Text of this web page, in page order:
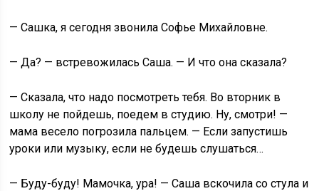
— Сашка, я сегодня звонила Софье Михайловне.
— Да? — встревожилась Саша. — И что она сказала?
— Сказала, что надо посмотреть тебя. Во вторник в
школу не пойдешь, поедем в студию. Ну, смотри! —
мама весело погрозила пальцем. — Если запустишь
уроки или музыку, если не будешь слушаться…
— Буду-буду! Мамочка, ура! — Саша вскочила со стула и